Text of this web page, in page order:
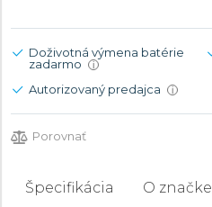
Doživotná výmena batérie
zadarmo
i
Autorizovaný predajca i
Porovnať
Špecifikácia O značke